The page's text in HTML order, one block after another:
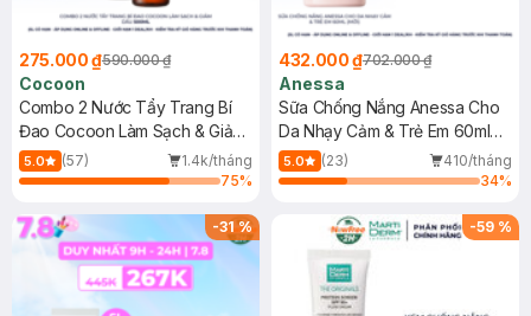
275.000 ₫590.000 ₫
Cocoon
Combo 2 Nước Tẩy Trang Bí
Đao Cocoon Làm Sạch & Giảm
Dầu 500ml
5.0 (57)
1.4k/tháng
75%
432.000 ₫702.000 ₫
Anessa
Sữa Chống Nắng Anessa Cho
Da Nhạy Cảm & Trẻ Em 60ml
(Mới)
5.0 (23)
410/tháng
34%
-31% -59 %